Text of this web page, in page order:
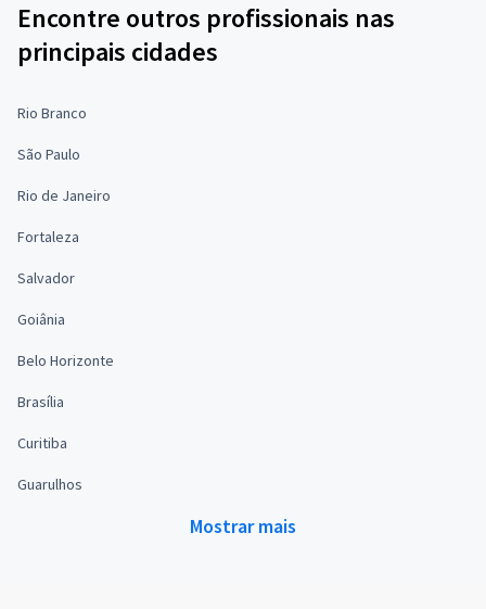
Encontre outros profissionais nas
principais cidades
Rio Branco
São Paulo
Rio de Janeiro
Fortaleza
Salvador
Goiânia
Belo Horizonte
Brasília
Curitiba
Guarulhos
Mostrar mais